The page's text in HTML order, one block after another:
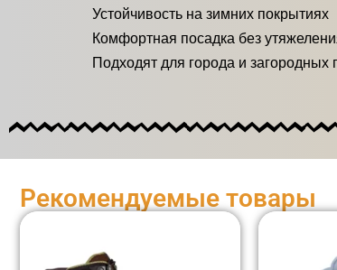
Устойчивость на зимних покрытиях
Комфортная посадка без
Подходят для города и загородных
Рекомендуемые товары